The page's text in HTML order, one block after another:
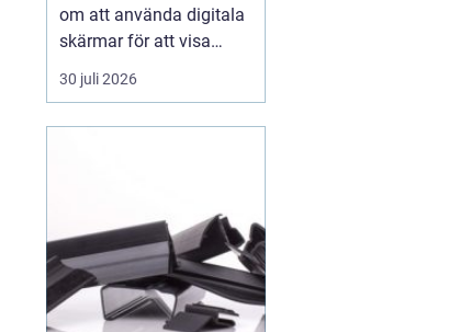
om att använda digitala
skärmar för att visa
rörlig bild, text och grafik
på ett sätt som
offentliga platser
ersätter digitala skärmar
allt oftare...
30 juli 2026